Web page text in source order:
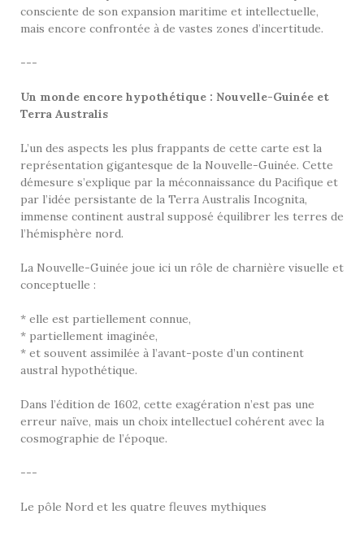
consciente de son expansion maritime et intellectuelle,
mais encore confrontée à de vastes zones d’incertitude.
---
Un monde encore hypothétique : Nouvelle-Guinée et
Terra Australis
L’un des aspects les plus frappants de cette carte est la
représentation gigantesque de la Nouvelle-Guinée. Cette
démesure s’explique par la méconnaissance du Pacifique et
par l’idée persistante de la Terra Australis Incognita,
immense continent austral supposé équilibrer les terres de
l’hémisphère nord.
La Nouvelle-Guinée joue ici un rôle de charnière visuelle et
conceptuelle :
* elle est partiellement connue,
* partiellement imaginée,
* et souvent assimilée à l’avant-poste d’un continent
austral hypothétique.
Dans l’édition de 1602, cette exagération n’est pas une
erreur naïve, mais un choix intellectuel cohérent avec la
cosmographie de l’époque.
---
Le pôle Nord et les quatre fleuves mythiques